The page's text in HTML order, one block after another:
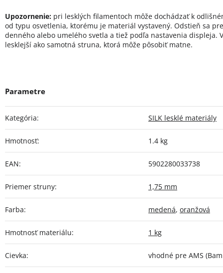
Upozornenie: pri lesklých filamentoch môže dochádzať k
od typu osvetlenia, ktorému je materiál vystavený. Odstieň sa
denného alebo umelého svetla a tiež podľa nastavenia displeja.
lesklejší ako samotná struna, ktorá môže pôsobiť matne.
Kategória: SILK lesklé materiály
Hmotnosť: 1.4 kg
EAN: 5902280033738
Priemer struny: 1,75 mm
Farba: medená, oranžová
Hmotnosť materiálu: 1 kg
Cievka: vhodné pre AMS